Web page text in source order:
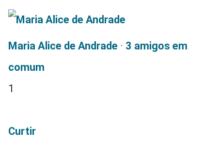
Maria Alice de Andrade· 3 amigos em
comum
1
Curtir